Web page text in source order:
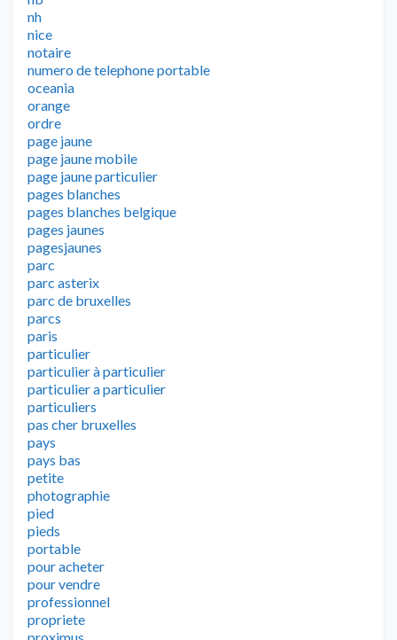
nh
nice
notaire
numero de telephone portable
oceania
orange
ordre
page jaune
page jaune mobile
page jaune particulier
pages blanches
pages blanches belgique
pages jaunes
pagesjaunes
parc
parc asterix
parc de bruxelles
parcs
paris
particulier
particulier à particulier
particulier a particulier
particuliers
pas cher bruxelles
pays
pays bas
petite
photographie
pied
pieds
portable
pour acheter
pour vendre
professionnel
propriete